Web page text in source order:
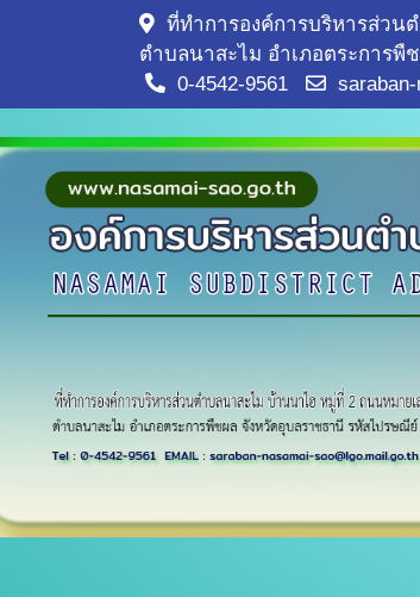
ที่ทำการองค์การบริหารส่วน
ตำบลนาสะไม อำเภอตระการ
0-4542-9561